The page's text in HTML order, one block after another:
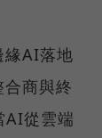
緣AI落地
商與終
AI從雲端